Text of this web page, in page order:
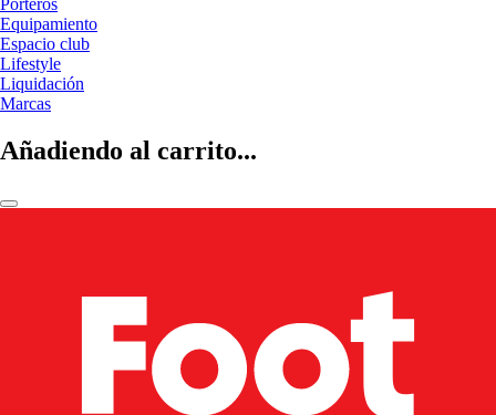
Porteros
Equipamiento
Espacio club
Lifestyle
Liquidación
Marcas
Añadiendo al carrito...